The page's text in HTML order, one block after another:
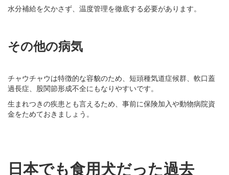
水分補給を欠かさず、温度管理を徹底する必要があります。
その他の病気
チャウチャウは特徴的な容貌のため、短頭種気道症候群、軟口蓋
過長症、股関節形成不全にもなりやすいです。
生まれつきの疾患とも言えるため、事前に保険加入や動物病院資
金をためておきましょう。
日本でも食用犬だった過去